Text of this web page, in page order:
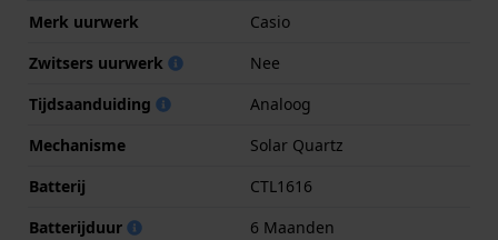
Merk uurwerk
Casio
Zwitsers uurwerk
Nee
Tijdsaanduiding
Analoog
Mechanisme
Solar Quartz
Batterij
CTL1616
Batterijduur
6 Maanden